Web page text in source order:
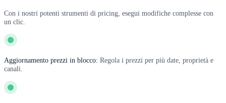
Con i nostri potenti strumenti di pricing, esegui modifiche complesse con
un clic.
Aggiornamento prezzi in blocco: Regola i prezzi per più date, proprietà e
canali.